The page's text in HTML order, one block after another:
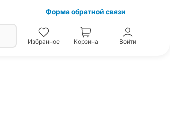
Форма обратной связи
Избранное Корзина Войти